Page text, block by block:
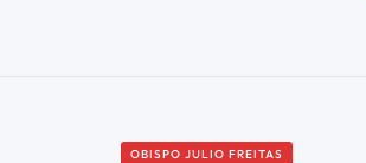
OBISPO JULIO FREITAS